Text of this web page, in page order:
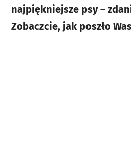
najpiękniejsze psy –
Zobaczcie, jak poszło